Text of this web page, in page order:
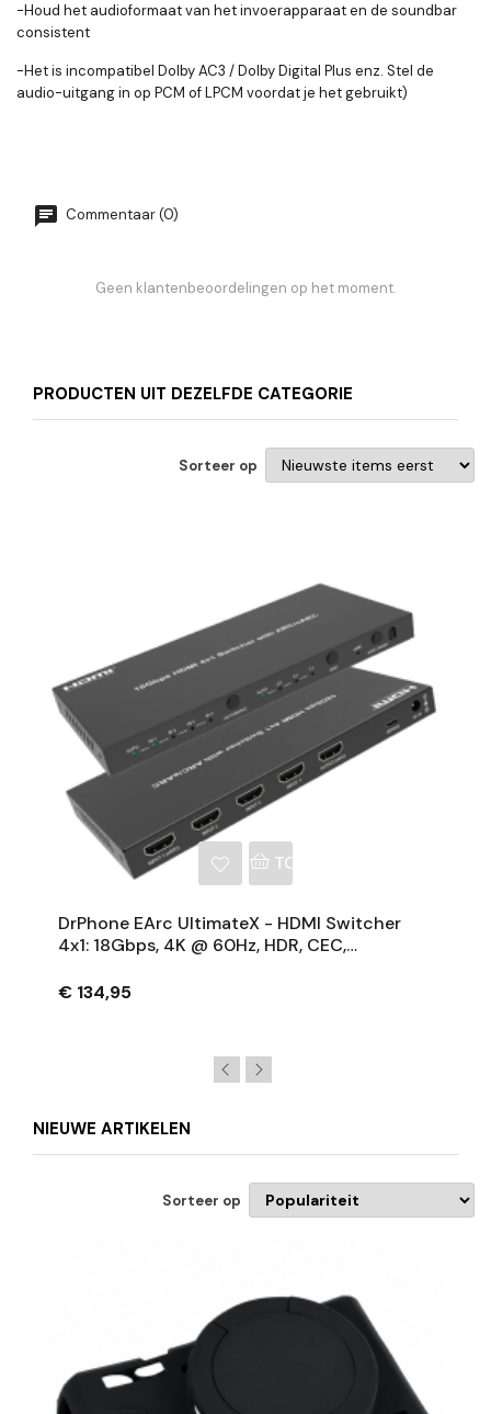
-Houd het audioformaat van het invoerapparaat en de soundbar
consistent
-Het is incompatibel Dolby AC3 / Dolby Digital Plus enz. Stel de
audio-uitgang in op PCM of LPCM voordat je het gebruikt)
Commentaar (0)
Geen klantenbeoordelingen op het moment.
PRODUCTEN UIT DEZELFDE CATEGORIE
Sorteer op
TOEVOEGEN AAN
DrPhone EArc UltimateX - HDMI Switcher
4x1: 18Gbps, 4K @ 60Hz, HDR, CEC,
BOSE Soundbars
€ 134,95
NIEUWE ARTIKELEN
Sorteer op